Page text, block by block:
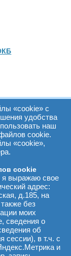
№1
СОКБ №1
«cookie» с
удобства
наш
cookie.
«cookie»,
cookie
я выражаю свое
адрес:
д.185, на
без
моих
сведения о
об
сессии), в т.ч. с
и